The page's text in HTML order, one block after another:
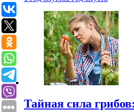
Тайная сила